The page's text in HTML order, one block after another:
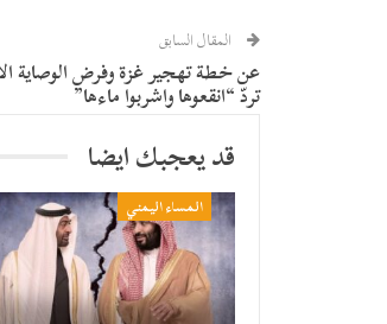
المقال السابق
عن خطة تهجير غزة وفرض الوصاية
تردّ “انقعوها واشربوا ماءها”
قد يعجبك ايضا
المساء اليمني